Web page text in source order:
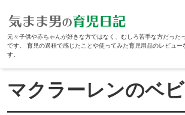
元々子供や赤ちゃんが好きな方ではなく、むしろ苦手な方だった
です。 育児の過程で感じたことや使ってみた育児用品のレビュー
す。
マクラーレンのベ